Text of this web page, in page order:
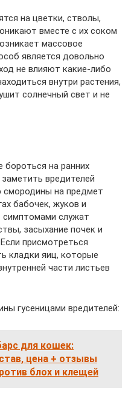
на цветки, стволы,
вместе с их соком
массовое
является довольно
не влияют какие-либо
внутри растения,
солнечный свет и не
бороться на ранних
вредителей
смородины на предмет
бабочек, жуков и
служат
засыхание почек и
присмотреться
кладки яиц, которые
части листьев
гусеницами вредителей:
для кошек:
цена + отзывы
блох и клещей